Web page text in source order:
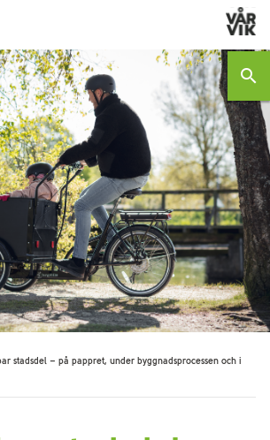
search
stadsdel – på pappret, under byggnadsprocessen och i